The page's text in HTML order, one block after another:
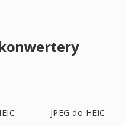
JPEG do HEIC